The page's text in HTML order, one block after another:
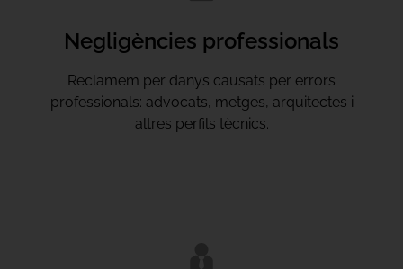
Negligències professionals
Reclamem per danys causats per errors
professionals: advocats, metges, arquitectes i
altres perfils tècnics.